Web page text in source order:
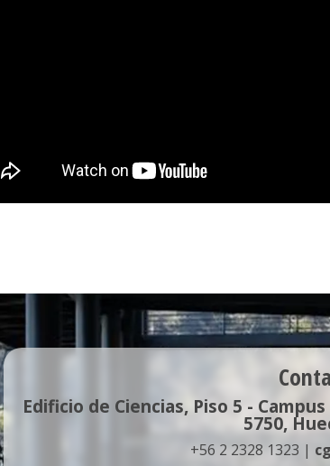
Edificio de Ciencias, Piso 5 -
5750,
+56 2 2328 1323 |